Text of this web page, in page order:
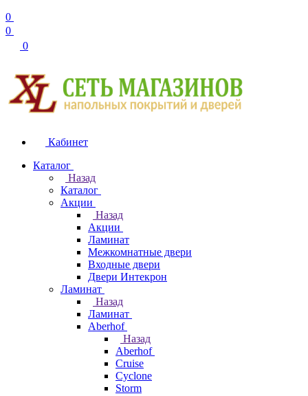
0
0
0
Кабинет
Каталог
Назад
Каталог
Акции
Назад
Акции
Ламинат
Межкомнатные двери
Входные двери
Двери Интекрон
Ламинат
Назад
Ламинат
Aberhof
Назад
Aberhof
Cruise
Cyclone
Storm